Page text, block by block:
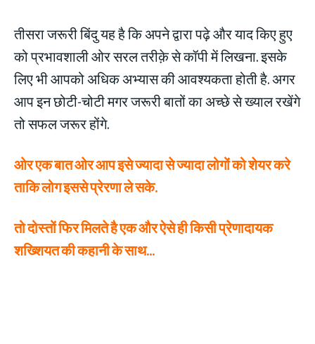
तीसरा जरूरी बिंदु यह है कि अपने द्वारा पढ़े और याद किए हुए
को प्रभावशाली ओर सरल तरीक़े से कॉपी में लिखना. इसके
लिए भी आपको अधिक अभ्यास की आवश्यकता होती है. अगर
आप इन छोटी-चोटी मगर जरूरी बातों का अच्छे से ख्याल रखेंगे
तो सफल जरूर होंगे.
ओर एक बात ओर आप इसे ज्यादा से ज्यादा लोगों को शेयर करे
ताकि लोग इससे प्रेरणा ले सके.
तो दोस्तों फिर मिलते है एक और ऐसे ही किसी प्रेणादायक
शख्शियत की कहानी के साथ…